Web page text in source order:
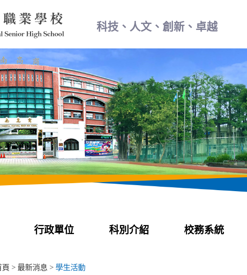
科技、人文、創新、卓越
行政單位 科別介紹 校務系統
頁 > 最新消息 > 學生活動